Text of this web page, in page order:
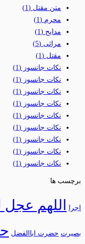
متن مقتل (1)
محرم (1)
مدایح (1)
مراثی (5)
مقتل (1)
نکات جانسوز (1)
نکات جانسوز (1)
نکات جانسوز (1)
نکات جانسوز (1)
نکات جانسوز (1)
نکات جانسوز (1)
نکات جانسوز (1)
نکات جانسوز (1)
نکات جانسوز (1)
برچسب ها
اجرا اللهم عجل
بصیرت حضرت اباالفضل